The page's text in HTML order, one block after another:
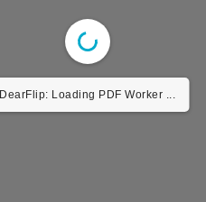
DearFlip: Loading PDF Worker ...